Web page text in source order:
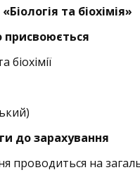
«Біологія та біохімія»
присвоюється
біохімії
до зарахування
проводиться на